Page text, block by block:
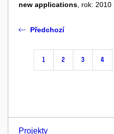
new applications, rok: 2010
Předchozí
1 2 3 4
Projekty